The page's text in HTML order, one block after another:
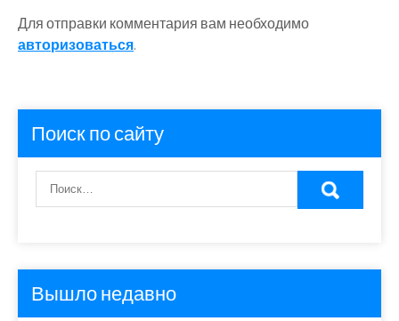
Для отправки комментария вам необходимо
авторизоваться.
Поиск по сайту
Вышло недавно